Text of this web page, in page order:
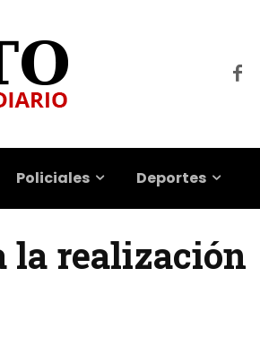
Policiales Deportes
la realización